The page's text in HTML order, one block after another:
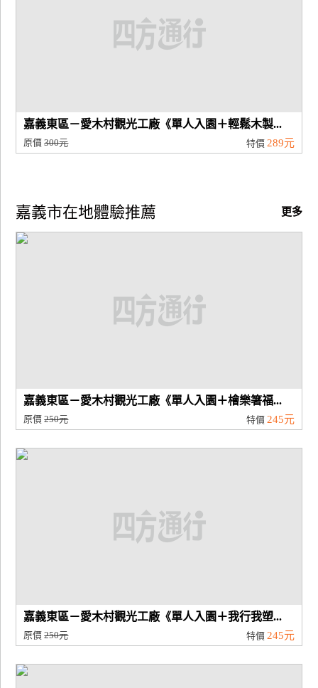
嘉義東區－愛木村觀光工廠《單人入園＋輕鬆木製...
原價300元 特價 289元
更多
嘉義市在地體驗推薦
嘉義東區－愛木村觀光工廠《單人入園＋檜樂箸福...
原價250元 特價 245元
嘉義東區－愛木村觀光工廠《單人入園＋我行我塑...
原價250元 特價 245元